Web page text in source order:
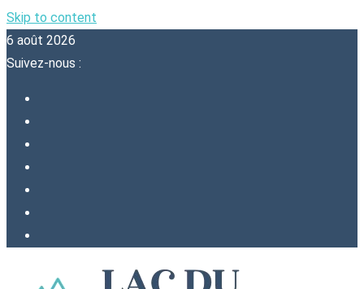
Skip to content
6 août 2026
Suivez-nous :